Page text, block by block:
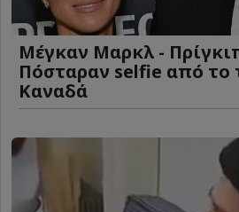
Μέγκαν Μαρκλ -
Πόσταραν selfie από το
Καναδά